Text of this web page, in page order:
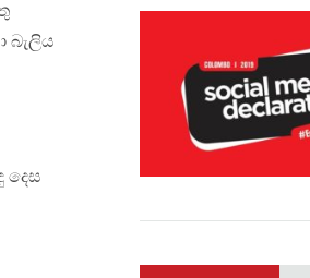
බැලිය
දෙස